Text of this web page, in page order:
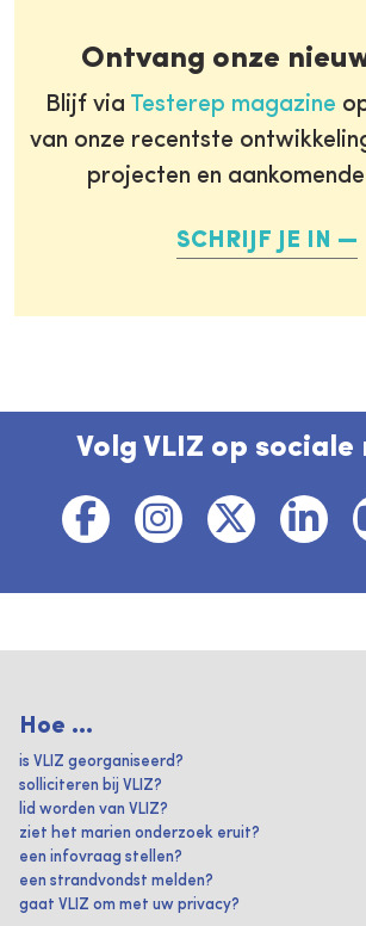
Ontvang onze
Blijf via Testerep magazine
van onze recentste
projecten en
SCHRIJF JE IN
Volg VLIZ op sociale
Hoe ...
is VLIZ georganiseerd?
solliciteren bij VLIZ?
lid worden van VLIZ?
ziet het marien onderzoek eruit?
een infovraag stellen?
een strandvondst melden?
gaat VLIZ om met uw privacy?